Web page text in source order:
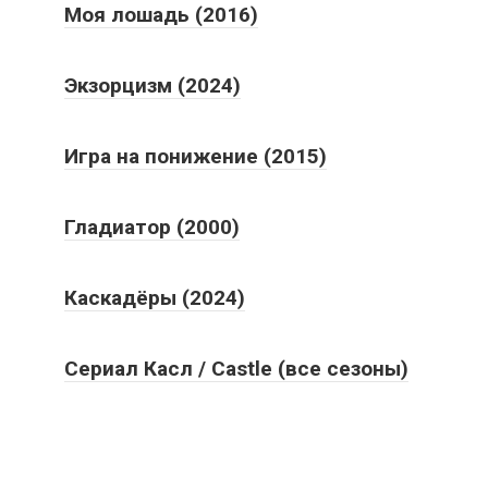
Моя лошадь (2016)
Экзорцизм (2024)
Игра на понижение (2015)
Гладиатор (2000)
Каскадёры (2024)
Сериал Касл / Castle (все сезоны)